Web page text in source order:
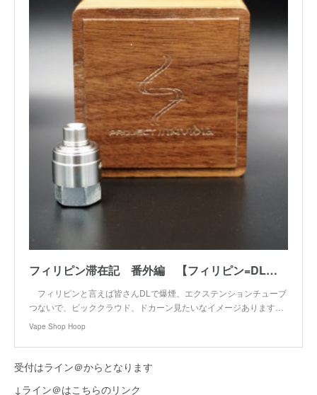
フィリピン滞在記 番外編 【フィリピン=DL＆爆煙←そうじゃないのも有るんです！】
フィリピンと言えば皆さんDLで爆煙、エクステンションチューブ
つないで、ビッククラウド、ドカーン見たいなイメージあります…
Vape Shop Hoop
受付はライン＠からとなります
↓ライン＠はこちらのリンク